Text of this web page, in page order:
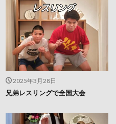
2025年3月28日
兄弟レスリングで全国大会